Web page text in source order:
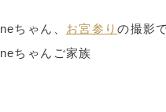
ちゃん、 お宮参りの撮影
ちゃんご家族